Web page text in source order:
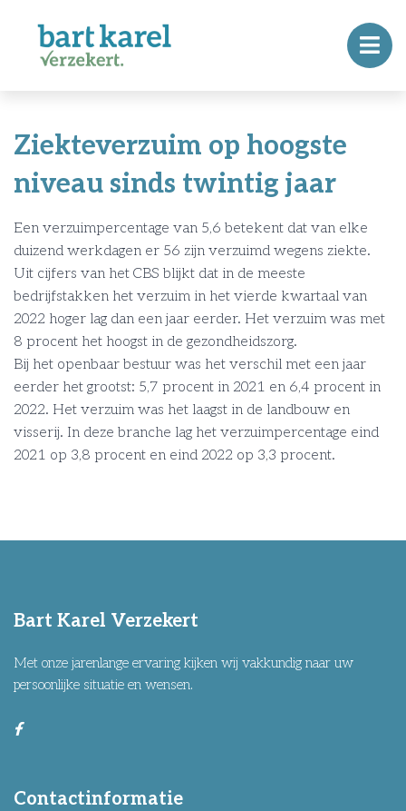
Ziekteverzuim op hoogste
niveau sinds twintig jaar
Een verzuimpercentage van 5,6 betekent dat van elke
duizend werkdagen er 56 zijn verzuimd wegens ziekte.
Uit cijfers van het CBS blijkt dat in de meeste
bedrijfstakken het verzuim in het vierde kwartaal van
2022 hoger lag dan een jaar eerder. Het verzuim was met
8 procent het hoogst in de gezondheidszorg.
Bij het openbaar bestuur was het verschil met een jaar
eerder het grootst: 5,7 procent in 2021 en 6,4 procent in
2022. Het verzuim was het laagst in de landbouw en
visserij. In deze branche lag het verzuimpercentage eind
2021 op 3,8 procent en eind 2022 op 3,3 procent.
Bart Karel Verzekert
Met onze jarenlange ervaring kijken wij vakkundig naar uw
persoonlijke situatie en wensen.
Contactinformatie